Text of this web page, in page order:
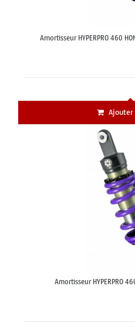
Amortisseur HYPERPRO 460
Amortisseur HYPERPRO